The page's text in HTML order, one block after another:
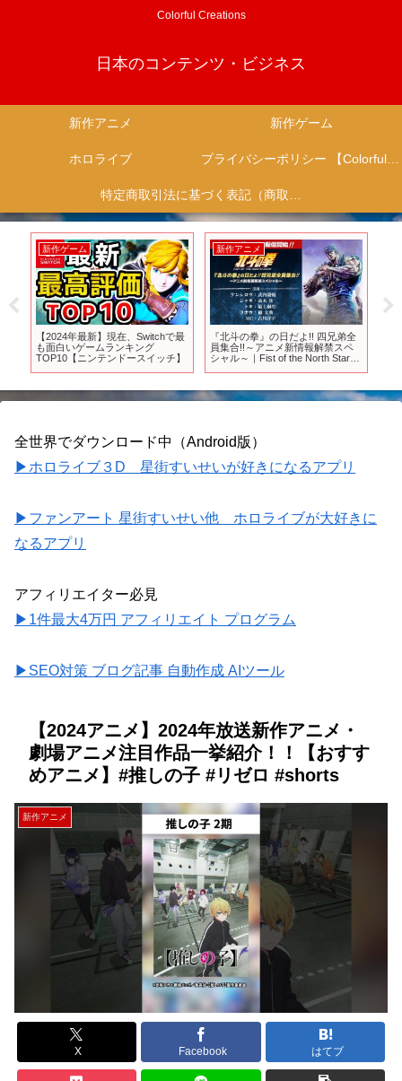
Colorful Creations
日本のコンテンツ・ビジネス
新作アニメ 新作ゲーム
ホロライブ プライバシーポリシー 【Colorful Creation】
特定商取引法に基づく表記（商取引に関する開示）
新作ゲーム
【2024年最新】現在、Switchで最
も面白いゲームランキング
TOP10【ニンテンドースイッチ】
新作アニメ
『北斗の拳』の日だよ!! 四兄弟全
員集合!!～アニメ新情報解禁スペ
シャル～｜Fist of the North Star
全世界でダウンロード中（Android版）
▶ホロライブ３D 星街すいせいが好きになるアプリ
▶ファンアート 星街すいせい他 ホロライブが大好きに
なるアプリ
アフィリエイター必見
▶1件最大4万円 アフィリエイト プログラム
▶SEO対策 ブログ記事 自動作成 AIツール
【2024アニメ】2024年放送新作アニメ・
劇場アニメ注目作品一挙紹介！！【おすす
めアニメ】#推しの子 #リゼロ #shorts
新作アニメ
X Facebook はてブ